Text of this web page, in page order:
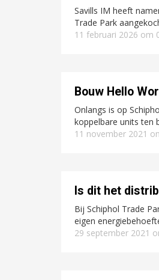
Savills IM heeft
Trade Park
11 februari 2026 om
Bouw Hello
Onlangs is op
koppelbare units ten
11 november 2021
Is dit het
Bij Schiphol Trade
eigen
29 september 2021